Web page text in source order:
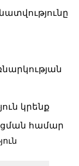
կրենք
համար